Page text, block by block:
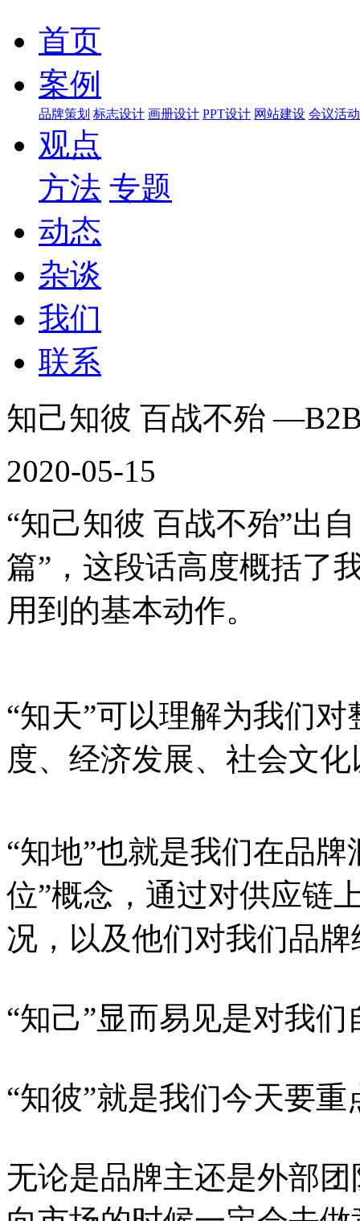
首页
案例
品牌策划 标志设计 画册设计 PPT设计 网站建设 会议活动
观点
方法 专题
动态
杂谈
我们
联系
知己知彼 百战不殆
2020-05-15
“知己知彼 百战不殆”出
篇”，这段话高度概括了
用到的基本动作。
“知天”可以理解为我们
度、经济发展、社会文
“知地”也就是我们在品
位”概念，通过对供应链
况，以及他们对我们品
“知己”显而易见是对我
“知彼”就是我们今天要
无论是品牌主还是外部